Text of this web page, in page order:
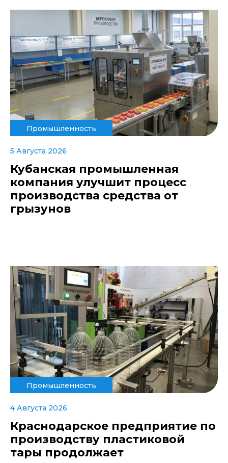
Промышленность
5 Августа 2026
Кубанская промышленная
компания улучшит процесс
производства средства от
грызунов
Промышленность
4 Августа 2026
Краснодарское предприятие по
производству пластиковой
тары продолжает